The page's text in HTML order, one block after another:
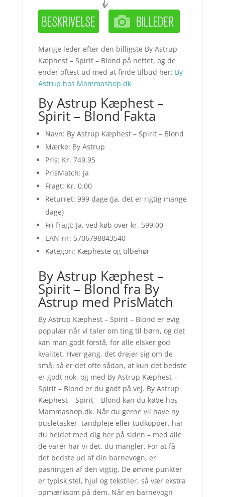
Mange leder efter den billigste By Astrup
Kæphest – Spirit – Blond på nettet, og de
ender oftest ud med at finde tilbud her: By
Astrup hos Mammashop.dk
By Astrup Kæphest –
Spirit – Blond Fakta
Navn: By Astrup Kæphest – Spirit – Blond
Mærke: By Astrup
Pris: Kr. 749.95
PrisMatch: Ja
Fragt: Kr. 0.00
Returret: 999 dage (Ja, det er rigtig mange
dage)
Fri fragt: Ja, ved køb over kr. 599.00
EAN-nr: 5706798843540
Kategori: Kæpheste og tilbehør
By Astrup Kæphest –
Spirit – Blond fra By
Astrup med PrisMatch
By Astrup Kæphest – Spirit – Blond er evig
populær når vi taler om ting til børn, og det
kan man godt forstå, for alle elsker god
kvalitet. Hver gang, det drejer sig om de
små, så er det ofte sådan, at kun det bedste
er godt nok, og med By Astrup Kæphest –
Spirit – Blond er du godt på vej. By Astrup
Kæphest – Spirit – Blond kan du købe hos
Mammashop.dk. Når du gerne vil have ny
pusletasker, tandpleje eller tudkopper, har
du heldet med dig her på siden – med alle
de varer har vi det, du mangler. For at få
det bedste ud af din barnevogn, er
pasningen af den vigtig. De ømme punkter
er typisk stel, hjul og tekstiler, så vær ekstra
opmærksom på dem. Når en barnevogn